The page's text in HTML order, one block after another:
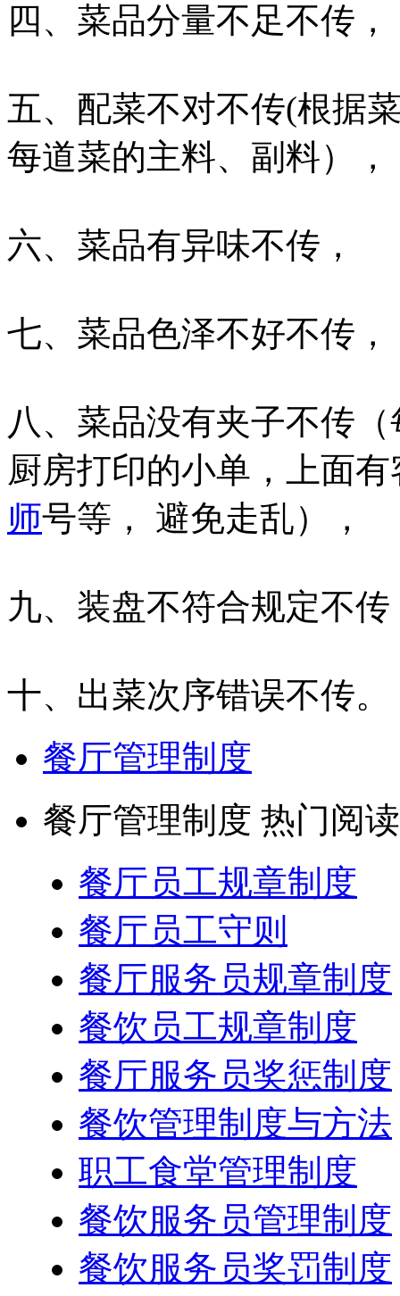
四、菜品分量不足不传，
五、配菜不对不传(根据
每道菜的主料、副料），
六、菜品有异味不传，
七、菜品色泽不好不传，
八、菜品没有夹子不传
厨房打印的小单，上面
师号等， 避免走乱），
九、装盘不符合规定不传
十、出菜次序错误不传。
餐厅管理制度
餐厅管理制度 热门阅读
餐厅员工规章制度
餐厅员工守则
餐厅服务员规章制度
餐饮员工规章制度
餐厅服务员奖惩制度
餐饮管理制度与方法
职工食堂管理制度
餐饮服务员管理制度
餐饮服务员奖罚制度